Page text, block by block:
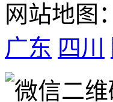
网站地图：
广东 四川